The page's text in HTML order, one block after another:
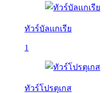
ทัวร์บัลเเกเรีย
1
ทัวร์โปรตุเกส